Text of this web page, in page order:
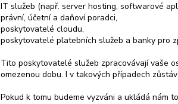
IT služeb (např. server hosting, softwarové
právní, účetní a daňoví poradci,
poskytovatelé cloudu,
poskytovatelé platebních služeb a banky pro
Tito poskytovatelé služeb zpracovávají vaše
omezenou dobu. I v takových případech
Pokud k tomu budeme vyzváni a ukládá nám